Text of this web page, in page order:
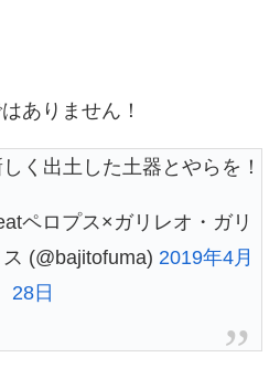
ありません！
く出土した土器とやらを！
ペロプス×ガリレオ・ガリ
(@bajitofuma) 2019年4月
28日